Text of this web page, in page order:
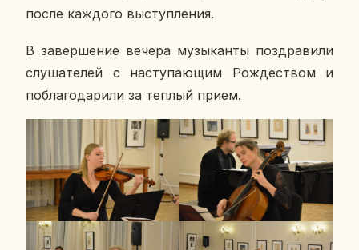
после каж­до­го вы­ступ­ле­ния.
В за­вер­ше­ние вечера му­зы­кан­ты по­здра­ви­ли
слу­ша­те­лей с на­сту­па­ю­щим Рож­де­ством и
по­бла­го­да­ри­ли за теплый прием.